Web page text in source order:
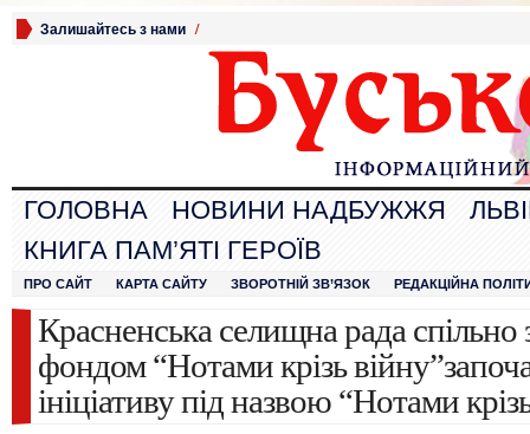
Залишайтесь з нами /
ГОЛОВНА НОВИНИ НАДБУЖЖЯ
КНИГА ПАМ’ЯТІ ГЕРОЇВ
ПРО САЙТ КАРТА САЙТУ ЗВОРОТНІЙ ЗВ’ЯЗОК РЕДАКЦІЙНА
Красненська селищна рада спільно
фондом “Нотами крізь
ініціативу під назвою “Нотами